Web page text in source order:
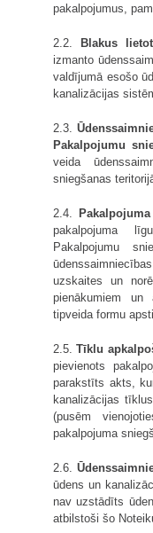
pakalpojumus,
2.2. Blakus
izmanto
valdījumā esošo
kanalizācijas
2.3.
Pakalpojumu
veida
sniegšanas
2.4.
pakalpojuma
Pakalpojumu
uzskaites un
pienākumiem un
tipveida formu
2.5.Tīklu
pievienots
parakstīts akts,
kanalizācijas
(pusēm
pakalpojuma
2.6.
ūdens un
nav uzstādīts
atbilstoši šo